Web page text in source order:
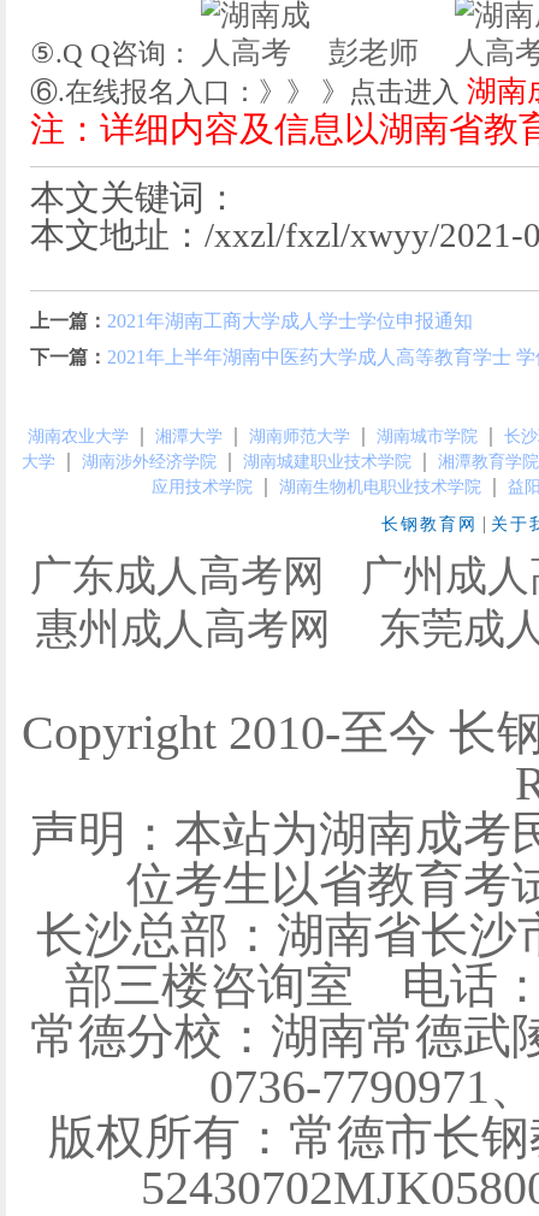
⑤.Q Q咨询： 彭老师
⑥.在线报名入口：》》 》点击进入 湖南
注：详细内容及信息以湖南省教
本文关键词：
本文地址：/xxzl/fxzl/xwyy/2021-
上一篇： 2021年湖南工商大学成人学士学位申报通知
下一篇： 2021年上半年湖南中医药大学成人高等教育学士
湖南农业大学 湘潭大学 湖南师范大学 湖南城市学院
长
大学
湖南涉外经济学院 湖南城建职业技术学院
湘潭教育学院
应用技术学院
湖南生物机电职业技术学院 益
长钢教育网 | 关于
广东成人高考网
广州成
惠州成人高考网
东莞成
Copyright 2010-至今 长
声明：本站为湖南成考
位考生以省教育考
长沙总部：湖南省长沙
部三楼咨询室 电话：
常德分校：湖南常德
0736-7790971
版权所有：常德市长